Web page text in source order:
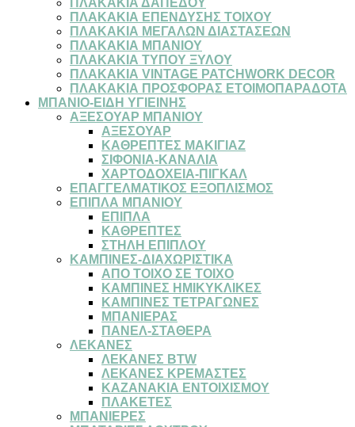
ΠΛΑΚΑΚΙΑ ΔΑΠΕΔΟΥ
ΠΛΑΚΑΚΙΑ ΕΠΕΝΔΥΣΗΣ ΤΟΙΧΟΥ
ΠΛΑΚΑΚΙΑ ΜΕΓΑΛΩΝ ΔΙΑΣΤΑΣΕΩΝ
ΠΛΑΚΑΚΙΑ ΜΠΑΝΙΟΥ
ΠΛΑΚΑΚΙΑ ΤΥΠΟΥ ΞΥΛΟΥ
ΠΛΑΚΑΚΙΑ VINTAGE PATCHWORK DECOR
ΠΛΑΚΑΚΙΑ ΠΡΟΣΦΟΡΑΣ ΕΤΟΙΜΟΠΑΡΑΔΟΤΑ
ΜΠΑΝΙΟ-ΕΙΔΗ ΥΓΙΕΙΝΗΣ
ΑΞΕΣΟΥΑΡ ΜΠΑΝΙΟΥ
ΑΞΕΣΟΥΑΡ
ΚΑΘΡΕΠΤΕΣ ΜΑΚΙΓΙΑΖ
ΣΙΦΟΝΙΑ-ΚΑΝΑΛΙΑ
ΧΑΡΤΟΔΟΧΕΙΑ-ΠΙΓΚΑΛ
ΕΠΑΓΓΕΛΜΑΤΙΚΟΣ ΕΞΟΠΛΙΣΜΟΣ
ΕΠΙΠΛΑ ΜΠΑΝΙΟΥ
ΕΠΙΠΛΑ
ΚΑΘΡΕΠΤΕΣ
ΣΤΗΛΗ ΕΠΙΠΛΟΥ
ΚΑΜΠΙΝΕΣ-ΔΙΑΧΩΡΙΣΤΙΚΑ
ΑΠΟ ΤΟΙΧΟ ΣΕ ΤΟΙΧΟ
ΚΑΜΠΙΝΕΣ ΗΜΙΚΥΚΛΙΚΕΣ
ΚΑΜΠΙΝΕΣ ΤΕΤΡΑΓΩΝΕΣ
ΜΠΑΝΙΕΡΑΣ
ΠΑΝΕΛ-ΣΤΑΘΕΡΑ
ΛΕΚΑΝΕΣ
ΛΕΚΑΝΕΣ BTW
ΛΕΚΑΝΕΣ ΚΡΕΜΑΣΤΕΣ
ΚΑΖΑΝΑΚΙΑ ΕΝΤΟΙΧΙΣΜΟΥ
ΠΛΑΚΕΤΕΣ
ΜΠΑΝΙΕΡΕΣ